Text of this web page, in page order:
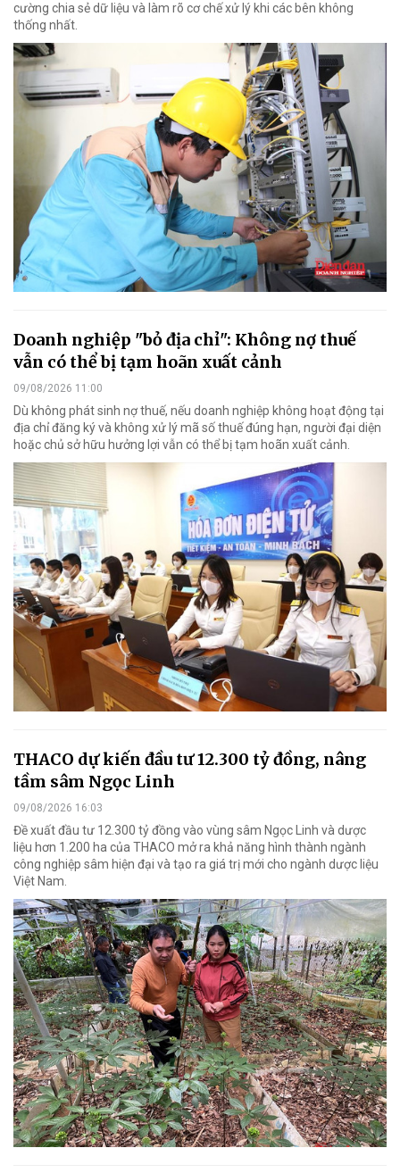
cường chia sẻ dữ liệu và làm rõ cơ chế xử lý khi các bên không
thống nhất.
Doanh nghiệp "bỏ địa chỉ": Không nợ thuế
vẫn có thể bị tạm hoãn xuất cảnh
09/08/2026 11:00
Dù không phát sinh nợ thuế, nếu doanh nghiệp không hoạt động tại
địa chỉ đăng ký và không xử lý mã số thuế đúng hạn, người đại diện
hoặc chủ sở hữu hưởng lợi vẫn có thể bị tạm hoãn xuất cảnh.
THACO dự kiến đầu tư 12.300 tỷ đồng, nâng
tầm sâm Ngọc Linh
09/08/2026 16:03
Đề xuất đầu tư 12.300 tỷ đồng vào vùng sâm Ngọc Linh và dược
liệu hơn 1.200 ha của THACO mở ra khả năng hình thành ngành
công nghiệp sâm hiện đại và tạo ra giá trị mới cho ngành dược liệu
Việt Nam.